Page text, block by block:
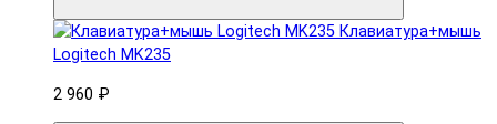
Клавиатура+мышь
Logitech MK235
2 960 ₽